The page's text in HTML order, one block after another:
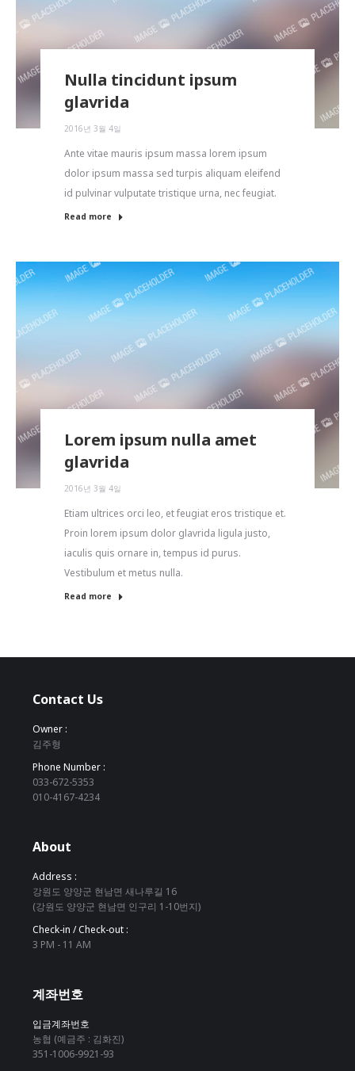
Nulla tincidunt ipsum
glavrida
2016년 3월 4일
Ante vitae mauris ipsum massa lorem ipsum
dolor ipsum massa sed turpis aliquam eleifend
id pulvinar vulputate tristique urna, nec feugiat.
Read more
Lorem ipsum nulla amet
glavrida
2016년 3월 4일
Etiam ultrices orci leo, et feugiat eros tristique et.
Proin lorem ipsum dolor glavrida ligula justo,
iaculis quis ornare in, tempus id purus.
Vestibulum et metus nulla.
Read more
Contact Us
Owner :
김주형
Phone Number :
033-672-5353
010-4167-4234
About
Address :
강원도 양양군 현남면 새나루길 16
(강원도 양양군 현남면 인구리 1-10번지)
Check-in / Check-out :
3 PM - 11 AM
계좌번호
입금계좌번호
농협 (예금주 : 김화진)
351-1006-9921-93